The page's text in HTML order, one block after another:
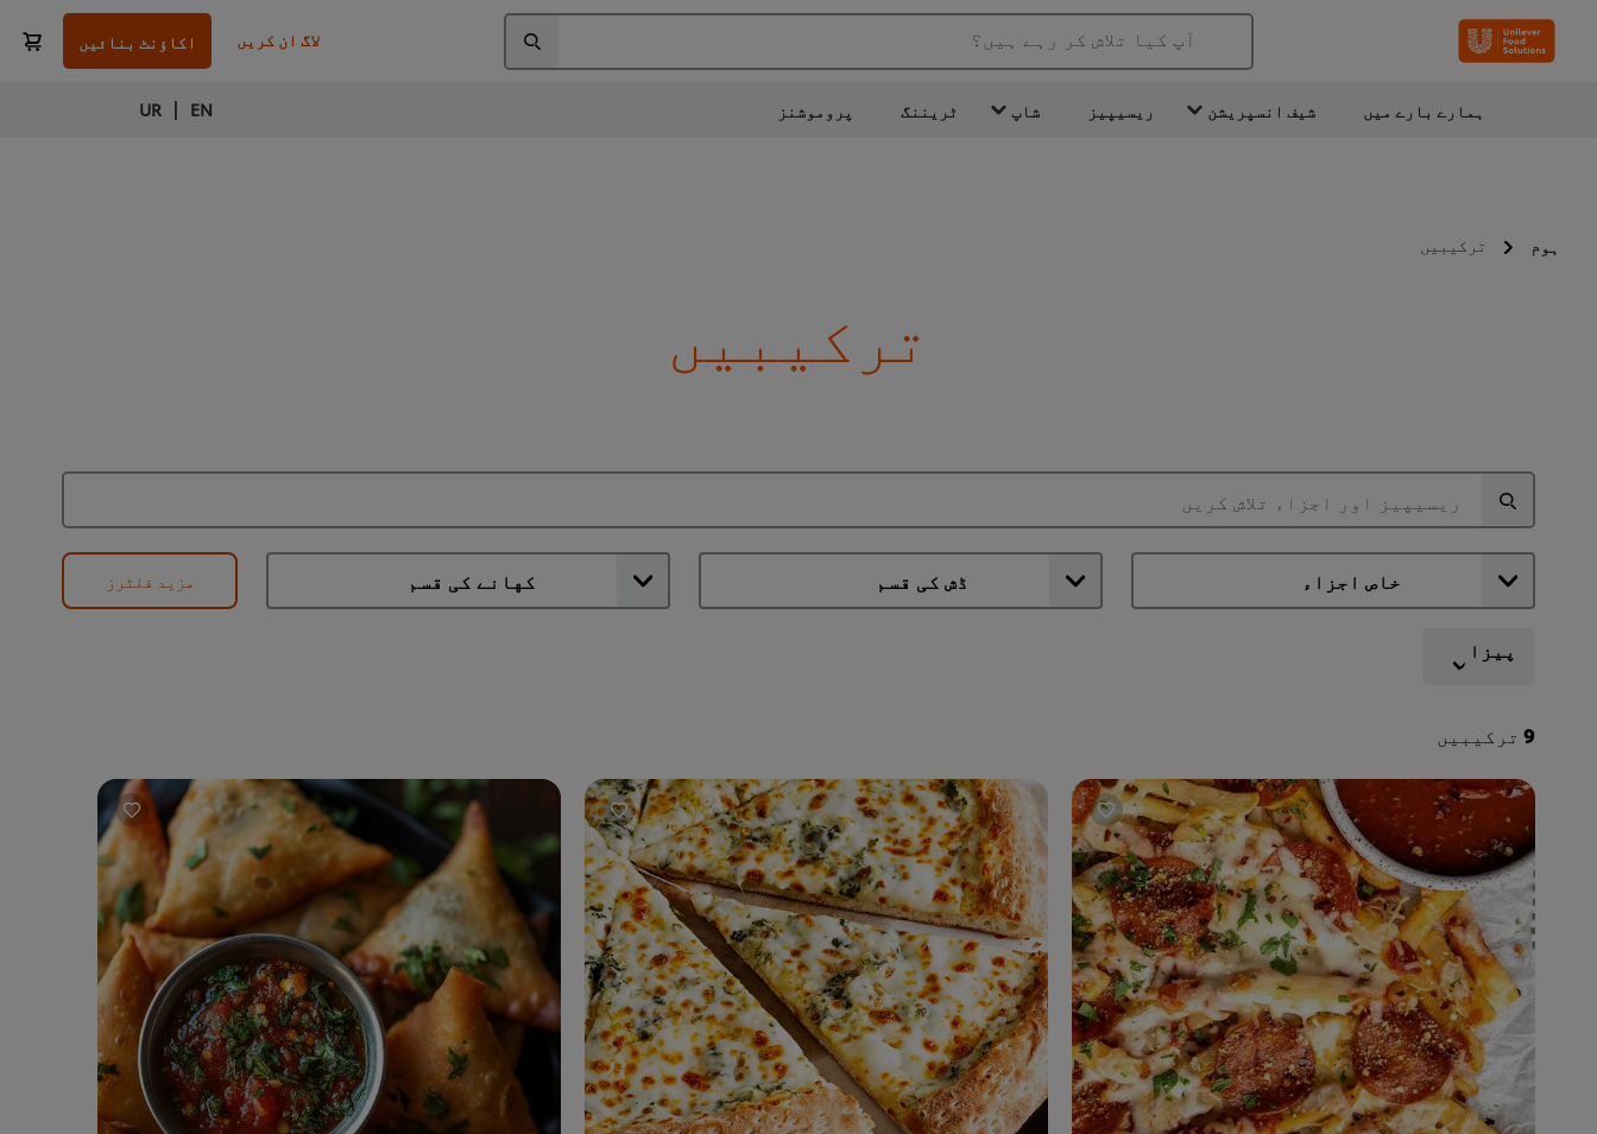
آپ کیا تلاش کر رہے ہیں؟ لاگ ان کریں اکاؤنٹ بنائیں
ہمارے بارے میں شیف انسپریشن ریسیپیز شاپ ٹریننگ پروموشنز EN
|
UR
ہوم ترکیبیں
ترکیبیں
مزید فلٹرز
پیزا
9 ترکیبیں